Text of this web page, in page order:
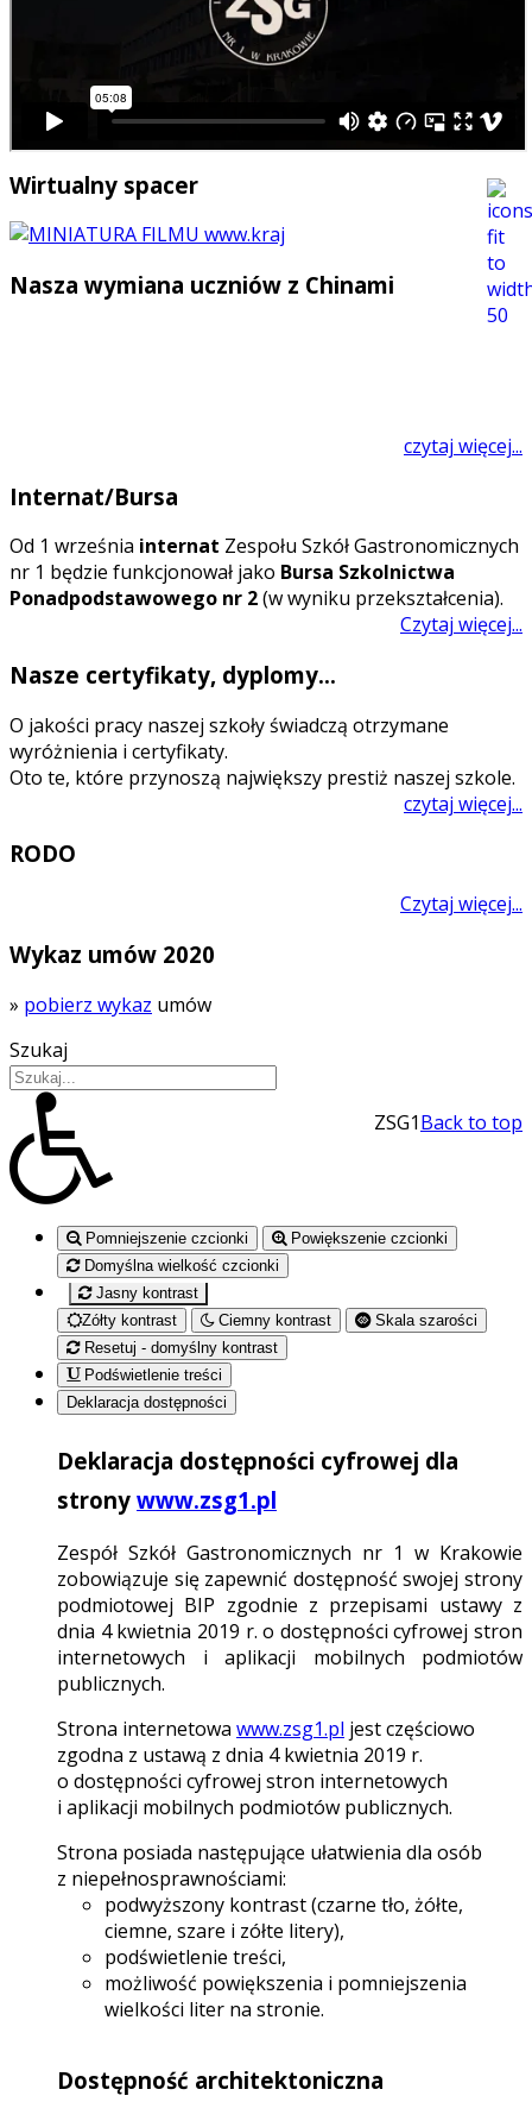
Wirtualny spacer
Nasza wymiana uczniów z Chinami
czytaj więcej...
Internat/Bursa
Od 1 września internat Zespołu Szkół Gastronomicznych
nr 1 będzie funkcjonował jako Bursa Szkolnictwa
Ponadpodstawowego nr 2(w wyniku przekształcenia).
Czytaj więcej...
Nasze certyfikaty, dyplomy...
O jakości pracy naszej szkoły świadczą otrzymane
wyróżnienia i certyfikaty.
Oto te, które przynoszą największy prestiż naszej szkole.
czytaj więcej...
RODO
Czytaj więcej...
Wykaz umów 2020
» pobierz wykaz umów
Szukaj
Back to top
ZSG1
Pomniejszenie czcionki
Powiększenie czcionki
Domyślna wielkość czcionki
Jasny kontrast
Zółty kontrast
Ciemny kontrast
Skala szarości
Resetuj - domyślny kontrast
Podświetlenie treści
Deklaracja dostępności
Deklaracja dostępności cyfrowej dla
strony www.zsg1.pl
Zespół Szkół Gastronomicznych nr 1 w Krakowie
zobowiązuje się zapewnić dostępność swojej strony
podmiotowej BIP zgodnie z przepisami ustawy z
dnia 4 kwietnia 2019 r. o dostępności cyfrowej stron
internetowych i aplikacji mobilnych podmiotów
publicznych.
Strona internetowa www.zsg1.pl jest częściowo
zgodna z ustawą z dnia 4 kwietnia 2019 r.
o dostępności cyfrowej stron internetowych
i aplikacji mobilnych podmiotów publicznych.
Strona posiada następujące ułatwienia dla osób
z niepełnosprawnościami:
podwyższony kontrast (czarne tło, żółte,
ciemne, szare i zółte litery),
podświetlenie treści,
możliwość powiększenia i pomniejszenia
wielkości liter na stronie.
Dostępność architektoniczna